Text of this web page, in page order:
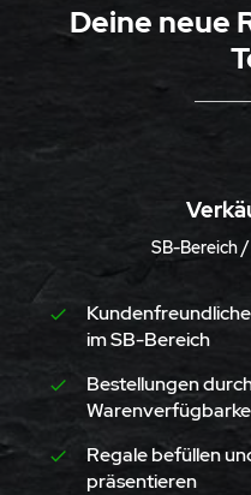
Deine neue
SB-Bereich
im SB-Bereich
Bestellungen
Regale befüllen
präsentieren